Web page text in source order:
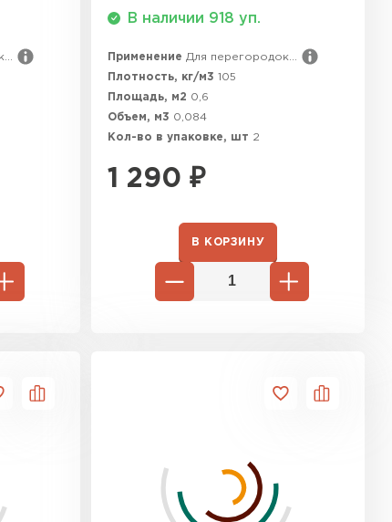
В наличии 918 уп.
Применение Для перегородок...
Плотность, кг/м3 105
Площадь, м2 0,6
Объем, м3 0,084
Кол-во в упаковке, шт 2
1 290 ₽
В КОРЗИНУ